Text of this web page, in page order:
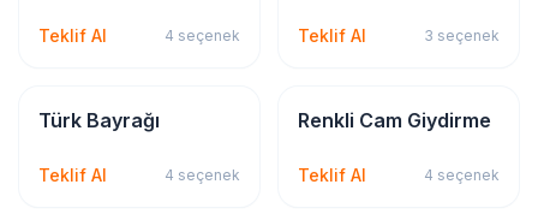
Teklif Al 4 seçenek Teklif Al 3 seçenek
Bayrak & Flama
Türk Bayrağı
Teklif Al 4 seçenek
Sticker & Etiket
Renkli Cam Giydirme
Teklif Al 4 seçenek